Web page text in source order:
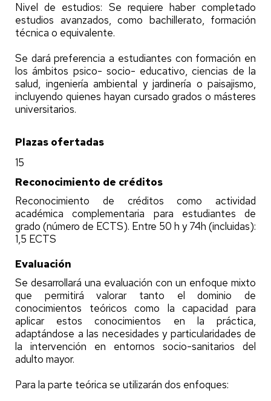
Nivel de estudios: Se requiere haber completado
estudios avanzados, como bachillerato, formación
técnica o equivalente.
Se dará preferencia a estudiantes con formación en
los ámbitos psico- socio- educativo, ciencias de la
salud, ingeniería ambiental y jardinería o paisajismo,
incluyendo quienes hayan cursado grados o másteres
universitarios.
Plazas ofertadas
15
Reconocimiento de créditos
Reconocimiento de créditos como actividad
académica complementaria para estudiantes de
grado (número de ECTS). Entre 50 h y 74h (incluidas):
1,5 ECTS
Evaluación
Se desarrollará una evaluación con un enfoque mixto
que permitirá valorar tanto el dominio de
conocimientos teóricos como la capacidad para
aplicar estos conocimientos en la práctica,
adaptándose a las necesidades y particularidades de
la intervención en entornos socio-sanitarios del
adulto mayor.
Para la parte teórica se utilizarán dos enfoques: